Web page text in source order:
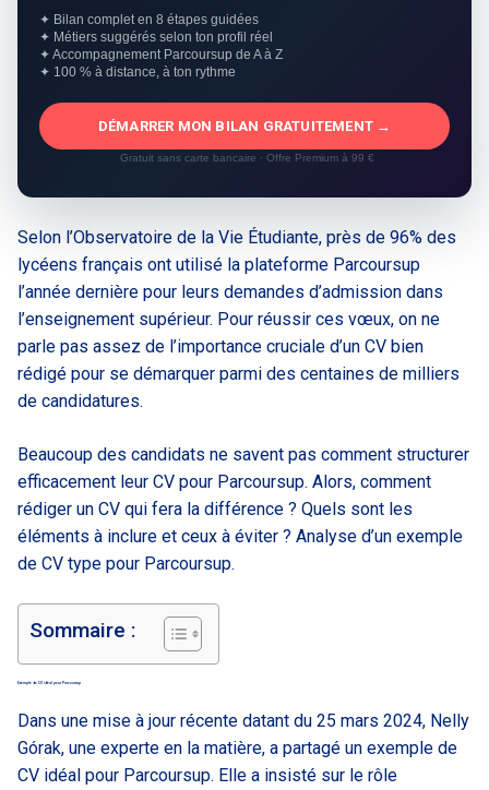
✦ Bilan complet en 8 étapes guidées
✦ Métiers suggérés selon ton profil réel
✦ Accompagnement Parcoursup de A à Z
✦ 100 % à distance, à ton rythme
DÉMARRER MON BILAN GRATUITEMENT →
Gratuit sans carte bancaire · Offre Premium à 99 €
Selon l’Observatoire de la Vie Étudiante, près de 96% des
lycéens français ont utilisé la plateforme Parcoursup
l’année dernière pour leurs demandes d’admission dans
l’enseignement supérieur. Pour réussir ces vœux, on ne
parle pas assez de l’importance cruciale d’un CV bien
rédigé pour se démarquer parmi des centaines de milliers
de candidatures.
Beaucoup des candidats ne savent pas comment structurer
efficacement leur CV pour Parcoursup. Alors, comment
rédiger un CV qui fera la différence ? Quels sont les
éléments à inclure et ceux à éviter ? Analyse d’un exemple
de CV type pour Parcoursup.
Sommaire :
Exemple de CV idéal pour Parcoursup
Dans une mise à jour récente datant du 25 mars 2024, Nelly
Górak, une experte en la matière, a partagé un exemple de
CV idéal pour Parcoursup. Elle a insisté sur le rôle